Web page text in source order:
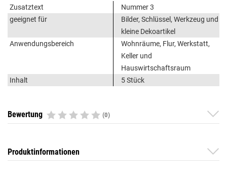
Zusatztext
Nummer 3
geeignet für
Bilder, Schlüssel, Werkzeug und
kleine Dekoartikel
Anwendungsbereich
Wohnräume, Flur, Werkstatt,
Keller und
Hauswirtschaftsraum
Inhalt
5 Stück
Bewertung (0)
Produktinformationen